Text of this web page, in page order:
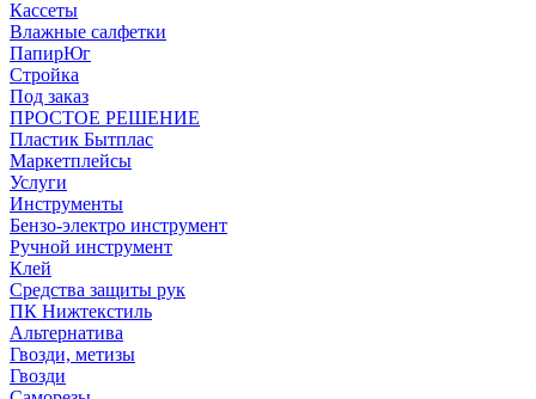
Кассеты
Влажные салфетки
ПапирЮг
Стройка
Под заказ
ПРОСТОЕ РЕШЕНИЕ
Пластик Бытплас
Маркетплейсы
Услуги
Инструменты
Бензо-электро инструмент
Ручной инструмент
Клей
Средства защиты рук
ПК Нижтекстиль
Альтернатива
Гвозди, метизы
Гвозди